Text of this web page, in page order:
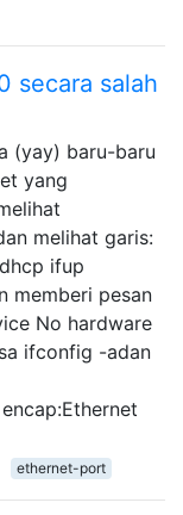
secara salah
(yay) baru-baru
yang
melihat garis:
ifup
memberi pesan
No hardware
ifconfig -adan
ethernet-port